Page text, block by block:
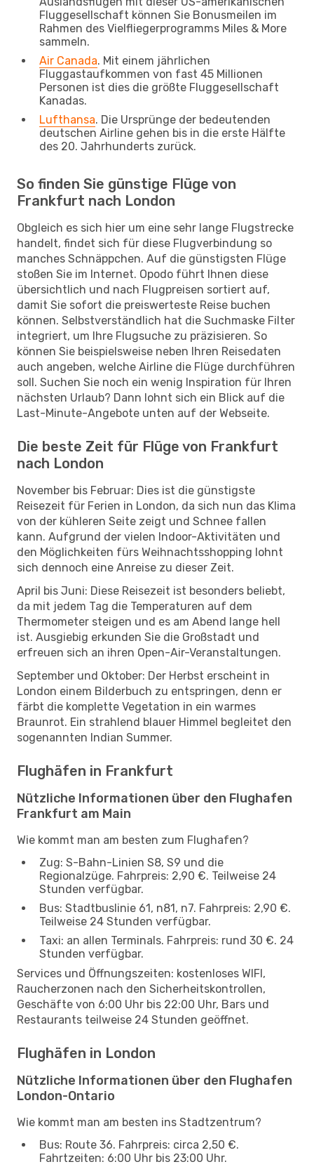
Fluggesellschaft können Sie Bonusmeilen im
Rahmen des Vielfliegerprogramms Miles & More
sammeln.
Air Canada. Mit einem jährlichen
Fluggastaufkommen von fast 45 Millionen
Personen ist dies die größte Fluggesellschaft
Kanadas.
Lufthansa. Die Ursprünge der bedeutenden
deutschen Airline gehen bis in die erste Hälfte
des 20. Jahrhunderts zurück.
So finden Sie günstige Flüge von
Frankfurt nach London
Obgleich es sich hier um eine sehr lange Flugstrecke
handelt, findet sich für diese Flugverbindung so
manches Schnäppchen. Auf die günstigsten Flüge
stoßen Sie im Internet. Opodo führt Ihnen diese
übersichtlich und nach Flugpreisen sortiert auf,
damit Sie sofort die preiswerteste Reise buchen
können. Selbstverständlich hat die Suchmaske Filter
integriert, um Ihre Flugsuche zu präzisieren. So
können Sie beispielsweise neben Ihren Reisedaten
auch angeben, welche Airline die Flüge durchführen
soll. Suchen Sie noch ein wenig Inspiration für Ihren
nächsten Urlaub? Dann lohnt sich ein Blick auf die
Last-Minute-Angebote unten auf der Webseite.
Die beste Zeit für Flüge von Frankfurt
nach London
November bis Februar: Dies ist die günstigste
Reisezeit für Ferien in London, da sich nun das Klima
von der kühleren Seite zeigt und Schnee fallen
kann. Aufgrund der vielen Indoor-Aktivitäten und
den Möglichkeiten fürs Weihnachtsshopping lohnt
sich dennoch eine Anreise zu dieser Zeit.
April bis Juni: Diese Reisezeit ist besonders beliebt,
da mit jedem Tag die Temperaturen auf dem
Thermometer steigen und es am Abend lange hell
ist. Ausgiebig erkunden Sie die Großstadt und
erfreuen sich an ihren Open-Air-Veranstaltungen.
September und Oktober: Der Herbst erscheint in
London einem Bilderbuch zu entspringen, denn er
färbt die komplette Vegetation in ein warmes
Braunrot. Ein strahlend blauer Himmel begleitet den
sogenannten Indian Summer.
Flughäfen in Frankfurt
Nützliche Informationen über den Flughafen
Frankfurt am Main
Wie kommt man am besten zum Flughafen?
Zug: S-Bahn-Linien S8, S9 und die
Regionalzüge. Fahrpreis: 2,90 €. Teilweise 24
Stunden verfügbar.
Bus: Stadtbuslinie 61, n81, n7. Fahrpreis: 2,90 €.
Teilweise 24 Stunden verfügbar.
Taxi: an allen Terminals. Fahrpreis: rund 30 €. 24
Stunden verfügbar.
Services und Öffnungszeiten: kostenloses WIFI,
Raucherzonen nach den Sicherheitskontrollen,
Geschäfte von 6:00 Uhr bis 22:00 Uhr, Bars und
Restaurants teilweise 24 Stunden geöffnet.
Flughäfen in London
Nützliche Informationen über den Flughafen
London-Ontario
Wie kommt man am besten ins Stadtzentrum?
Bus: Route 36. Fahrpreis: circa 2,50 €.
Fahrtzeiten: 6:00 Uhr bis 23:00 Uhr.